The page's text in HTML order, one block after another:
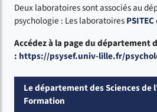
Deux laboratoires sont associés au
psychologie : Les laboratoiresPSITEC
Accédez à la page du département
: https://psysef.univ-lille.fr/
Le département des Sciences de
Formation